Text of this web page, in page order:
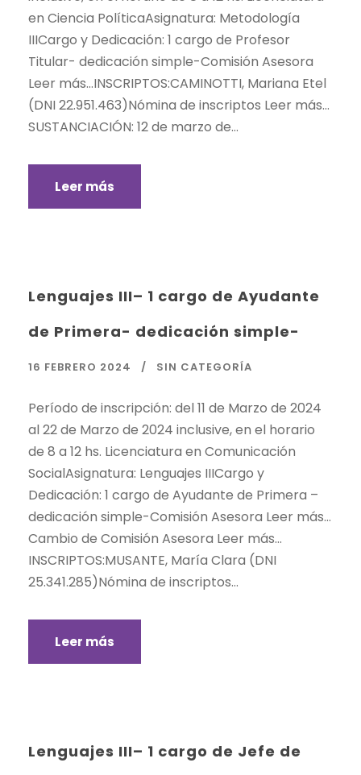
en Ciencia PolíticaAsignatura: Metodología
IIICargo y Dedicación: 1 cargo de Profesor
Titular- dedicación simple-Comisión Asesora
Leer más…INSCRIPTOS:CAMINOTTI, Mariana Etel
(DNI 22.951.463)Nómina de inscriptos Leer más…
SUSTANCIACIÓN: 12 de marzo de...
Leer más
Lenguajes III– 1 cargo de Ayudante
de Primera- dedicación simple-
16 FEBRERO 2024 SIN CATEGORÍA
Período de inscripción: del 11 de Marzo de 2024
al 22 de Marzo de 2024 inclusive, en el horario
de 8 a 12 hs. Licenciatura en Comunicación
SocialAsignatura: Lenguajes IIICargo y
Dedicación: 1 cargo de Ayudante de Primera –
dedicación simple-Comisión Asesora Leer más…
Cambio de Comisión Asesora Leer más…
INSCRIPTOS:MUSANTE, María Clara (DNI
25.341.285)Nómina de inscriptos...
Leer más
Lenguajes III– 1 cargo de Jefe de